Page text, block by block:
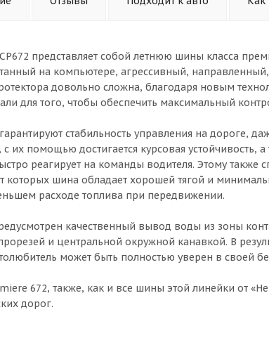
представляет собой летнюю шины класса
на компьютере, агрессивный,
довольно сложна, благодаря новым
для того, чтобы обеспечить максимальный
стабильность управления на дороге,
помощью достигается курсовая устойчивость,
реагирует на команды водителя. Этому также
которых шина обладает хорошей тягой и
расходе топлива при передвижении.
качественный вывод воды из зоны
и центральной окружной канавкой. В
может быть полностью уверен в своей
672, также, как и все шины этой линейки от
дорог.